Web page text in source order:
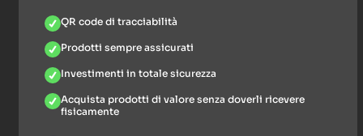
QR code di tracciabilità
Prodotti sempre assicurati
Investimenti in totale sicurezza
Acquista prodotti di valore senza doverli ricevere
fisicamente